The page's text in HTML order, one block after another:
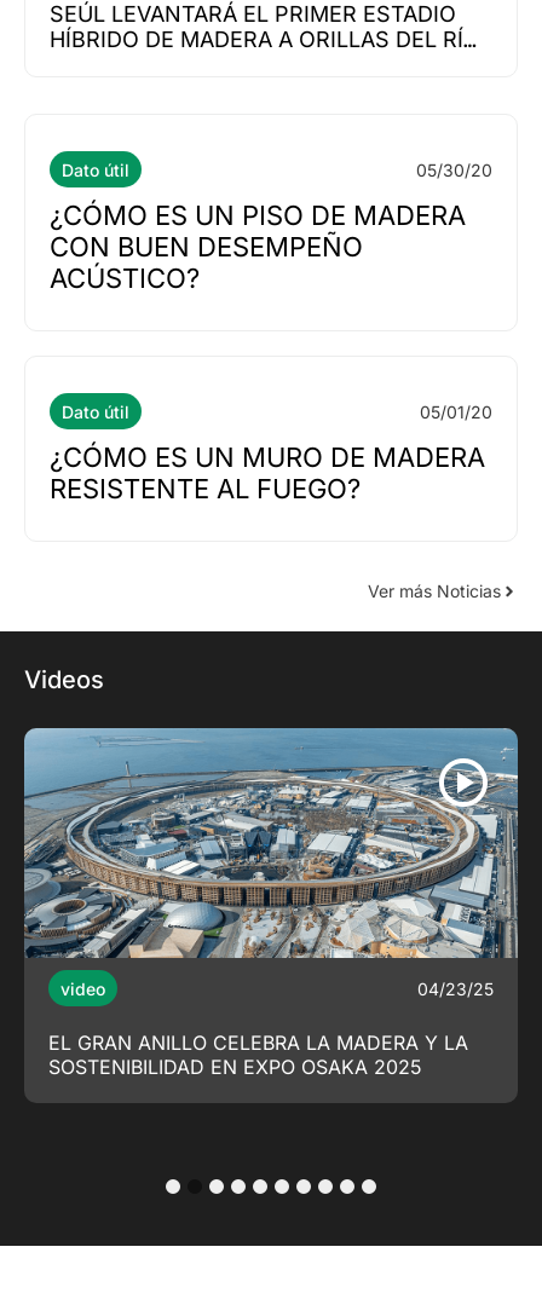
SEÚL LEVANTARÁ EL PRIMER ESTADIO
HÍBRIDO DE MADERA A ORILLAS DEL RÍO
Dato útil 05/30/20
¿CÓMO ES UN PISO DE MADERA
CON BUEN DESEMPEÑO
ACÚSTICO?
Dato útil 05/01/20
¿CÓMO ES UN MURO DE MADERA
RESISTENTE AL FUEGO?
Ver más Noticias
Videos
video 04/23/25
EL GRAN ANILLO CELEBRA LA MADERA Y LA
SOSTENIBILIDAD EN EXPO OSAKA 2025
4 6 7 8 9 10